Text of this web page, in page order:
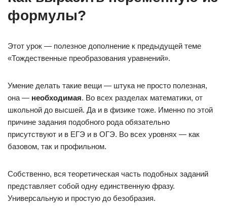
формулы?
Этот урок — полезное дополнение к предыдущей теме
«Тождественные преобразования уравнений».
Умение делать такие вещи — штука не просто полезная,
она — необходимая. Во всех разделах математики, от
школьной до высшей. Да и в физике тоже. Именно по этой
причине задания подобного рода обязательно
присутствуют и в ЕГЭ и в ОГЭ. Во всех уровнях — как
базовом, так и профильном.
Собственно, вся теоретическая часть подобных заданий
представляет собой одну единственную фразу.
Универсальную и простую до безобразия.